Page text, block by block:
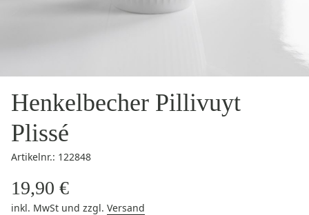
Henkelbecher Pillivuyt
Plissé
Artikelnr.: 122848
19,90 €
inkl. MwSt und zzgl. Versand